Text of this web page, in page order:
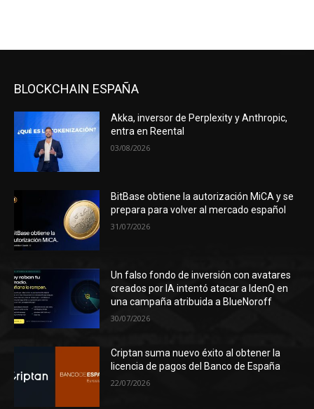
BLOCKCHAIN ESPAÑA
Akka, inversor de Perplexity y Anthropic,
entra en Reental
03/08/2026
BitBase obtiene la autorización MiCA y se
prepara para volver al mercado español
31/07/2026
Un falso fondo de inversión con avatares
creados por IA intentó atacar a IdenQ en
una campaña atribuida a BlueNoroff
30/07/2026
Criptan suma nuevo éxito al obtener la
licencia de pagos del Banco de España
22/07/2026